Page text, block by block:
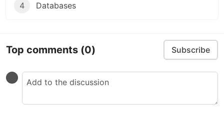
4 Databases
Top comments (0) Subscribe